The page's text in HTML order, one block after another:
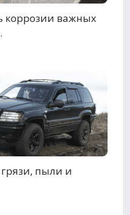
коррозии важных
пыли и